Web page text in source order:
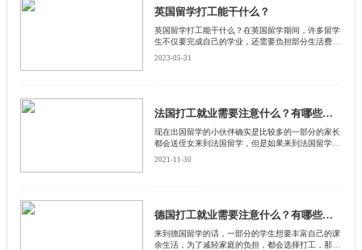
英国留学打工能干什么？
英国留学打工能干什么？在英国留学期间，许多留学
生不仅要完成自己的学业，还需要负担部分生活费
2023-05-31
法国打工就业需要注意什么？有哪些需要注意的？
​现在出国留学的小伙伴确实是比较多的一部分的家长
都会送侄女来到法国留学，但是如果来到法国留学的
2021-11-30
德国打工就业需要注意什么？有哪些需要注意的？
来到德国留学的话，一部分的学生想要丰富自己的课
余生活，为了减轻家庭的负担，都会选择打工，那么